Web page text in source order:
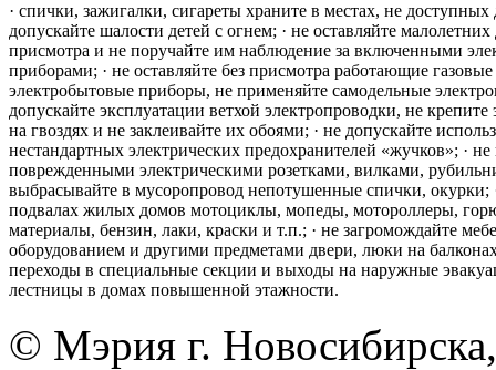
· спички, зажигалки, сигареты храните в местах, не доступных
допускайте шалости детей с огнем; · не оставляйте малолетних
присмотра и не поручайте им наблюдение за включенными
приборами; · не оставляйте без присмотра работающие
электробытовые приборы, не применяйте самодельные
допускайте эксплуатации ветхой электропроводки, не крепите
на гвоздях и не заклеивайте их обоями; · не допускайте
нестандартных электрических предохранителей «жучков»; · не
поврежденными электрическими розетками, вилками,
выбрасывайте в мусоропровод непотушенные спички, окурки;
подвалах жилых домов мотоциклы, мопеды, мотороллеры,
материалы, бензин, лаки, краски и т.п.; · не загромождайте
оборудованием и другими предметами двери, люки на
переходы в специальные секции и выходы на наружные
лестницы в домах повышенной этажности.
© Мэрия г.